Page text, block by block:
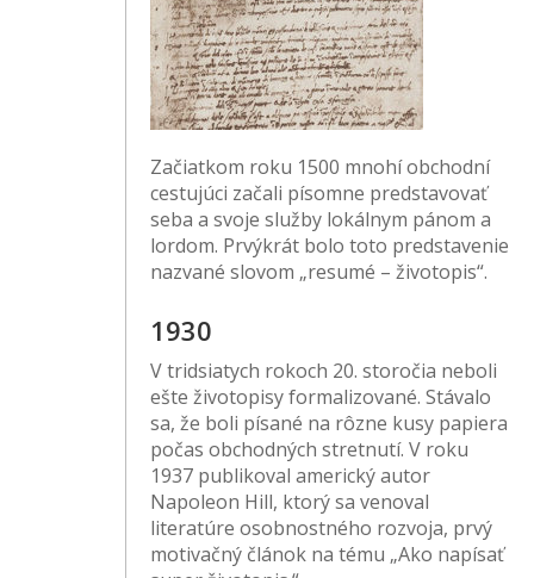
Začiatkom roku 1500 mnohí obchodní
cestujúci začali písomne predstavovať
seba a svoje služby lokálnym pánom a
lordom. Prvýkrát bolo toto predstavenie
nazvané slovom „resumé – životopis“.
1930
V tridsiatych rokoch 20. storočia neboli
ešte životopisy formalizované. Stávalo
sa, že boli písané na rôzne kusy papiera
počas obchodných stretnutí. V roku
1937 publikoval americký autor
Napoleon Hill, ktorý sa venoval
literatúre osobnostného rozvoja, prvý
motivačný článok na tému „Ako napísať